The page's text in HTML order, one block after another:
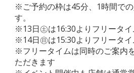
※ご予約の枠は45分、1時間で
す。
※13日㊏は16:30よりフリータ
※14日㊐は15:30よりフリータ
※フリータイムは同時のご案内
ただきます